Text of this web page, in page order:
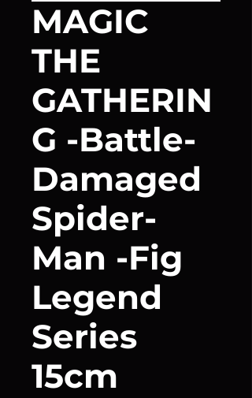
MAGIC
THE
GATHERIN
G -Battle-
Damaged
Spider-
Man -Fig
Legend
Series
15cm